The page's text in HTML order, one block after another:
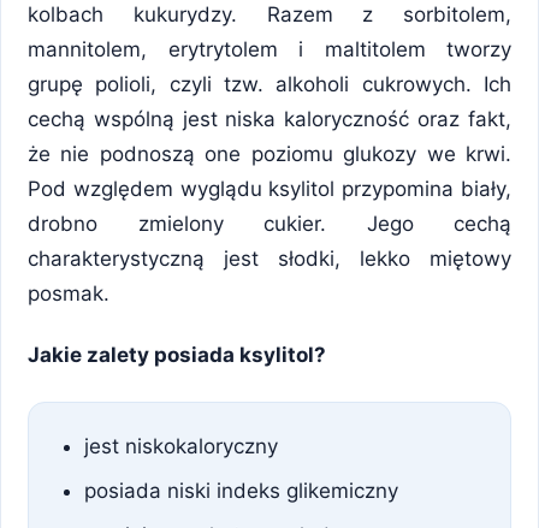
kolbach kukurydzy. Razem z sorbitolem,
mannitolem, erytrytolem i maltitolem tworzy
grupę polioli, czyli tzw. alkoholi cukrowych. Ich
cechą wspólną jest niska kaloryczność oraz fakt,
że nie podnoszą one poziomu glukozy we krwi.
Pod względem wyglądu ksylitol przypomina biały,
drobno zmielony cukier. Jego cechą
charakterystyczną jest słodki, lekko miętowy
posmak.
Jakie zalety posiada ksylitol?
jest niskokaloryczny
posiada niski indeks glikemiczny